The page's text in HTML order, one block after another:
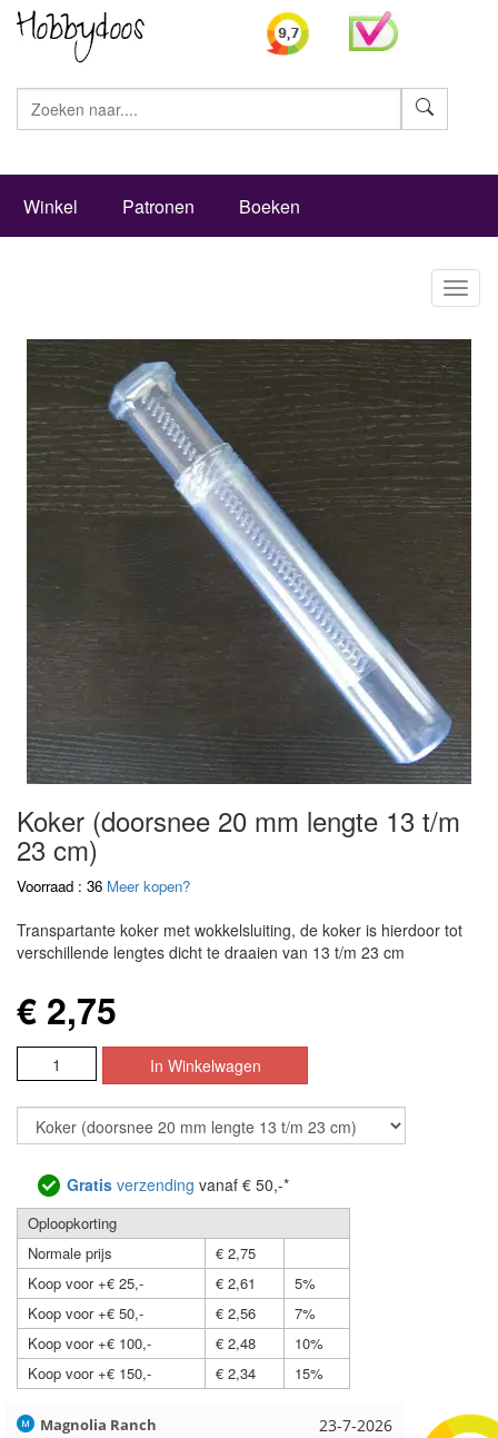
Winkel Patronen Boeken
Koker (doorsnee 20 mm lengte 13 t/m
23 cm)
Voorraad : 36 Meer kopen?
Transpartante koker met wokkelsluiting, de koker is hierdoor tot
verschillende lengtes dicht te draaien van 13 t/m 23 cm
€ 2,75
Gratis verzending vanaf € 50,-*
Oploopkorting
Normale prijs
€ 2,75
Koop voor +€ 25,-
€ 2,61
5%
Koop voor +€ 50,-
€ 2,56
7%
Koop voor +€ 100,-
€ 2,48
10%
Koop voor +€ 150,-
€ 2,34 15%
23-7-2026
Magnolia Ranch Hilde uit